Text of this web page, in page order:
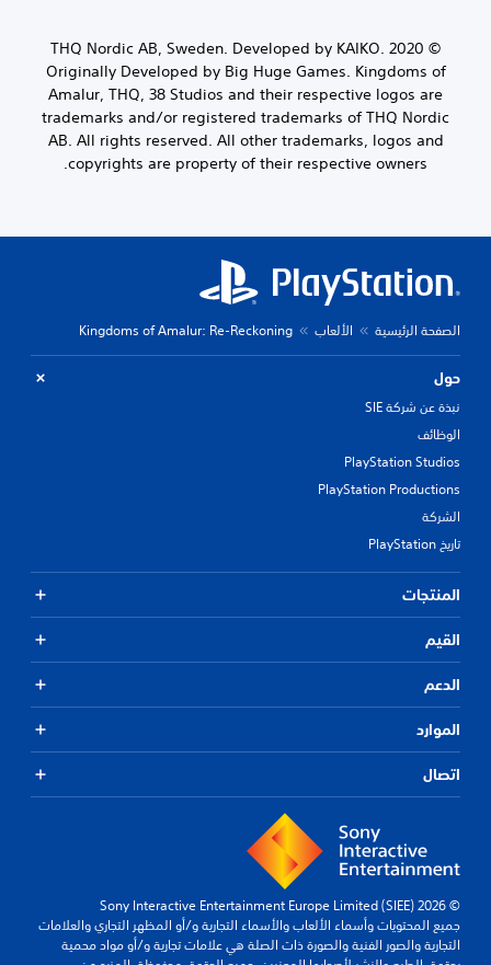
© 2020 THQ Nordic AB, Sweden. Developed by KAIKO.
Originally Developed by Big Huge Games. Kingdoms of
Amalur, THQ, 38 Studios and their respective logos are
trademarks and/or registered trademarks of THQ Nordic
AB. All rights reserved. All other trademarks, logos and
copyrights are property of their respective owners.
الصفحة الرئيسية الألعاب Kingdoms of Amalur: Re-Reckoning
حول
نبذة عن شركة SIE
الوظائف
PlayStation Studios
PlayStation Productions
الشركة
تاريخ PlayStation
المنتجات
القيم
الدعم
الموارد
اتصال
© 2026 Sony Interactive Entertainment Europe Limited (SIEE)
جميع المحتويات وأسماء الألعاب والأسماء التجارية و/أو المظهر التجاري والعلامات
التجارية والصور الفنية والصورة ذات الصلة هي علامات تجارية و/أو مواد محمية